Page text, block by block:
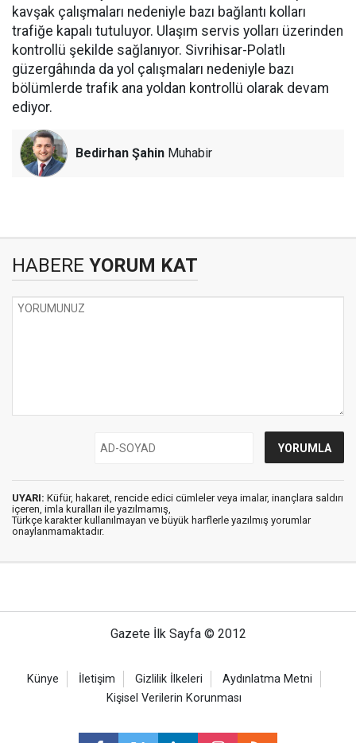
kavşak çalışmaları nedeniyle bazı bağlantı kolları
trafiğe kapalı tutuluyor. Ulaşım servis yolları üzerinden
kontrollü şekilde sağlanıyor. Sivrihisar-Polatlı
güzergâhında da yol çalışmaları nedeniyle bazı
bölümlerde trafik ana yoldan kontrollü olarak devam
ediyor.
Bedirhan Şahin Muhabir
HABERE YORUM KAT
UYARI: Küfür, hakaret, rencide edici cümleler veya imalar, inançlara saldırı
içeren, imla kuralları ile yazılmamış,
Türkçe karakter kullanılmayan ve büyük harflerle yazılmış yorumlar
onaylanmamaktadır.
Gazete İlk Sayfa © 2012
Künye İletişim Gizlilik İlkeleri
Aydınlatma Metni
Kişisel Verilerin Korunması